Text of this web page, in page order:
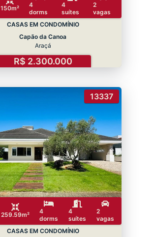
150m²
4
dorms
4
suítes
2
vagas
CASAS EM CONDOMÍNIO
Capão da Canoa
Araçá
R$ 2.300.000
13337
259.59m²
4
dorms
4
suítes
2
vagas
CASAS EM CONDOMÍNIO